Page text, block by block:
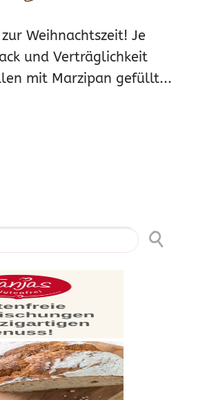
Weihnachtszeit! Je
und Verträglichkeit
mit Marzipan gefüllt...